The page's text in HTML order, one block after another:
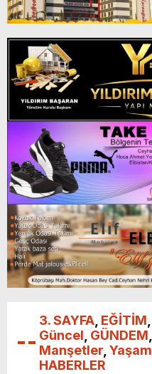
3. SAYFA EĞİTİM
Güncel GÜNDEM
Manşetler Yaşam
HABERLER